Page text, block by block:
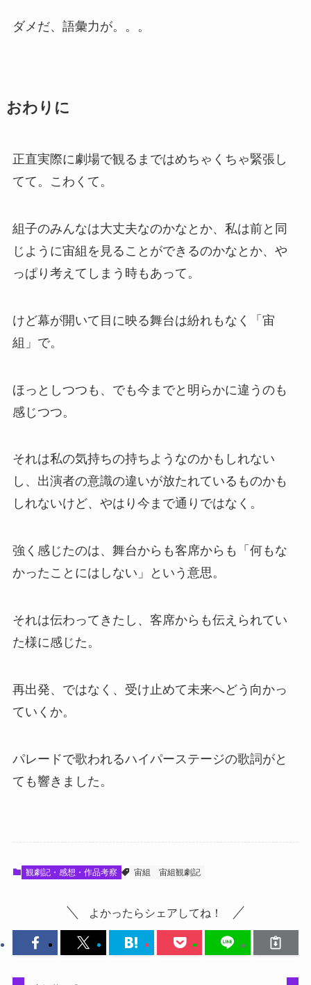
ダメだ、語彙力が。。。
おわりに
正直実際に劇場で観るまではめちゃくちゃ緊張し
てて。こわくて。
組子のみんなは大丈夫なのかなとか、私は前と同
じように宙組を見ることができるのかなとか、や
っぱり考えてしまう時もあって。
けど幕が開いて目に映る舞台は紛れもなく「宙
組」で。
ほっとしつつも、でも今までと明らかに違うのも
感じつつ。
それは私の気持ちの持ちようなのかもしれない
し、出演者の意識の違いが放たれているものかも
しれないけど、やはり今まで通りではなく。
強く感じたのは、舞台からも客席からも「何もな
かったことにはしない」という意思。
それは伝わってきたし、客席からも伝えられてい
た様に感じた。
再出発、ではなく、受け止めて未来へどう向かっ
ていくか。
パレードで歌われるハイパーステージの歌詞がと
ても響きました。
観劇記・感想・作品考察 宙組 宙組観劇記
よかったらシェアしてね！